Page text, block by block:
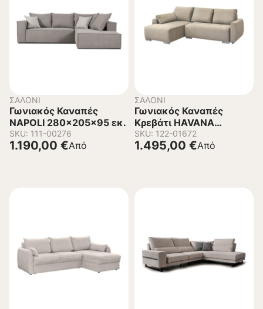
ΣΑΛΌΝΙ
Γωνιακός Καναπές
NAPOLI 280x205x95 εκ.
SKU: 111-00276
Από
1.190,00 €
ΣΑΛΌΝΙ
Γωνιακός Καναπές
Κρεβάτι HAVANA
Αναστρέψιμος
287x193x76 εκ.
SKU: 122-01672
Από
1.495,00 €